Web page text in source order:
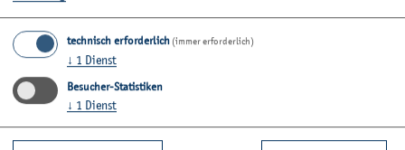
technisch erforderlich (immer erforderlich)
↓ 1 Dienst
Besucher-Statistiken
↓ 1 Dienst